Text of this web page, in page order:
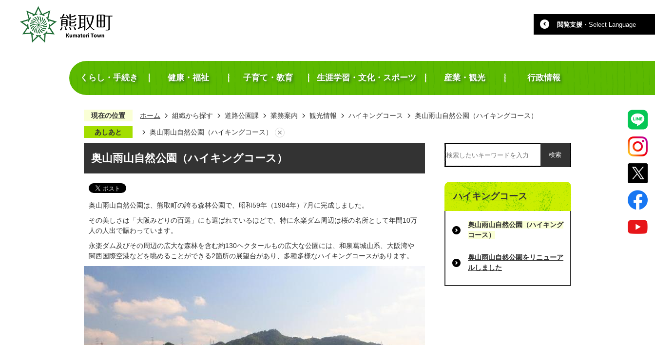
閲覧支援 ・ Select Language
くらし・手続き 健康・福祉 子育て・教育 生涯学習・文化・スポーツ 産業・観光 行政情報
現在の位置 ホーム 組織から探す 道路公園課 業務案内 観光情報 ハイキングコース 奥山雨山自然公園（ハイキングコース）
あしあと 奥山雨山自然公園（ハイキングコース）
奥山雨山自然公園（ハイキングコース）
奥山雨山自然公園は、熊取町の誇る森林公園で、昭和59年（1984年）7月に完成しました。
その美しさは「大阪みどりの百選」にも選ばれているほどで、特に永楽ダム周辺は桜の名所として年間10万
人の人出で賑わっています。
永楽ダム及びその周辺の広大な森林を含む約130ヘクタールもの広大な公園には、和泉葛城山系、大阪湾や
関西国際空港などを眺めることができる2箇所の展望台があり、多種多様なハイキングコースがあります。
検索
ハイキングコース
奥山雨山自然公園（ハイキング
コース）
奥山雨山自然公園をリニューア
ルしました